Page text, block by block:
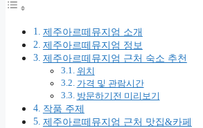
제주아르떼뮤지엄 소개
제주아르떼뮤지엄 정보
제주아르떼뮤지엄 근처 숙소 추천
위치
가격 및 관람시간
방문하기전 미리보기
작품 주제
제주아르떼뮤지엄 근처 맛집&카페